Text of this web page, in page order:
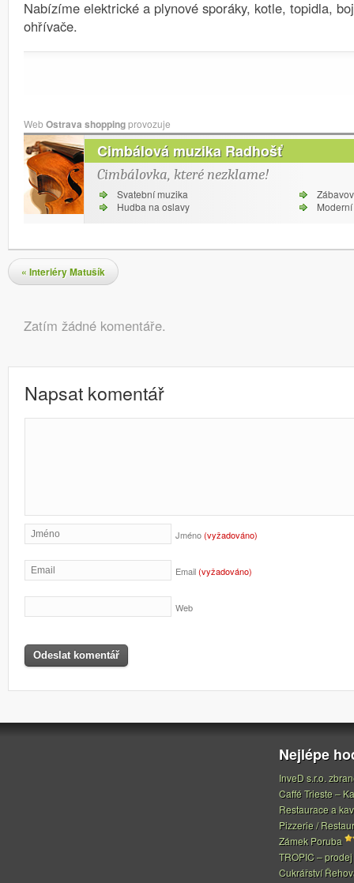
Nabízíme elektrické a plynové sporáky, kotle, topidla,
ohřívače.
WebOstrava shoppingprovozuje
Cimbálová muzika Radhošť
Cimbálovka, které nezklame!
Svatební muzika
Hudba na oslavy
Navigace pro příspěvky
« Interiéry Matušík
Komentáře
Zatím žádné komentáře.
Napsat komentář
Jméno(vyžadováno)
Email(vyžadováno)
Web
Nejlépe
InveD s.r.o.
Caffé Trieste –
Restaurace a
Pizzerie /
Zámek Poruba
TROPIC –
Cukrářství